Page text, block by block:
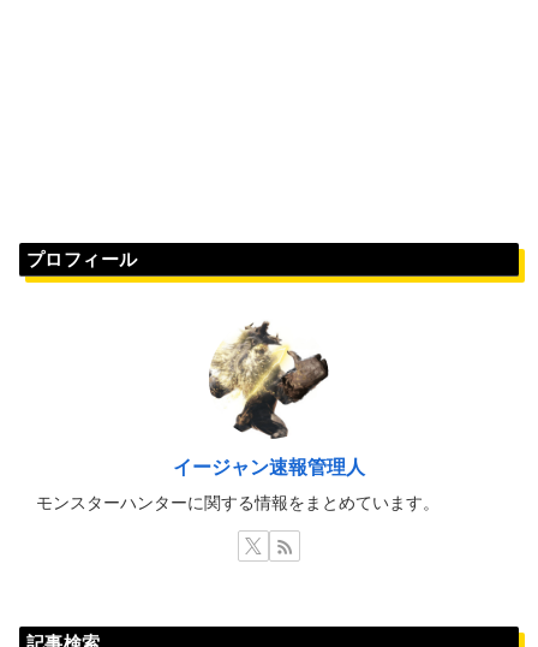
プロフィール
イージャン速報管理人
モンスターハンターに関する情報をまとめています。
記事検索